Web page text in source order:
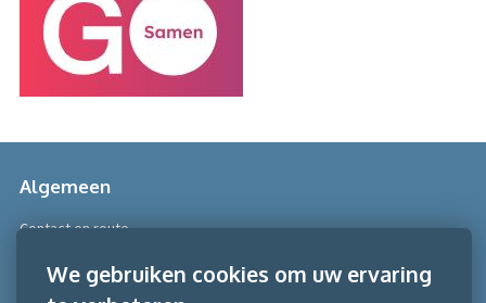
Algemeen
Contact en route
We gebruiken cookies om uw ervaring